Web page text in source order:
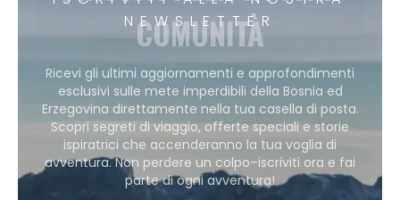
NEWSLETTER
COMUNITÀ
Ricevi gli ultimi aggiornamenti e approfondimenti
esclusivi sulle mete imperdibili della Bosnia ed
Erzegovina direttamente nella tua casella di posta.
Scopri segreti di viaggio, offerte speciali e storie
ispiratrici che accenderanno la tua voglia di
avventura. Non perdere un colpo–iscriviti ora e fai
parte di ogni avventura!